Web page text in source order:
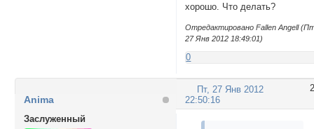
хорошо. Что делать?
Отредактировано Fallen Angell
27 Янв 2012 18:49:01)
0
2
Пт, 27 Янв 2012
22:50:16
Anima
Заслуженный